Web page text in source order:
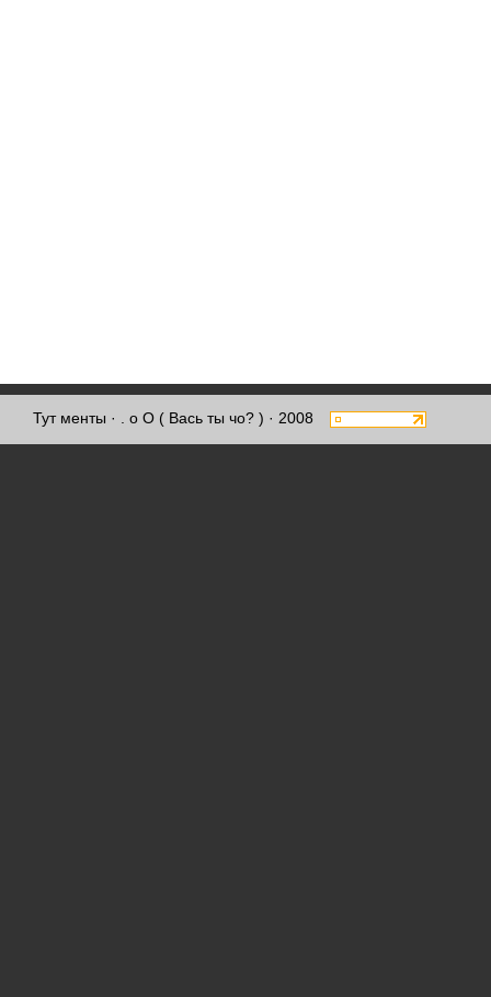
Тут менты · . о О ( Вась ты чо? ) · 2008